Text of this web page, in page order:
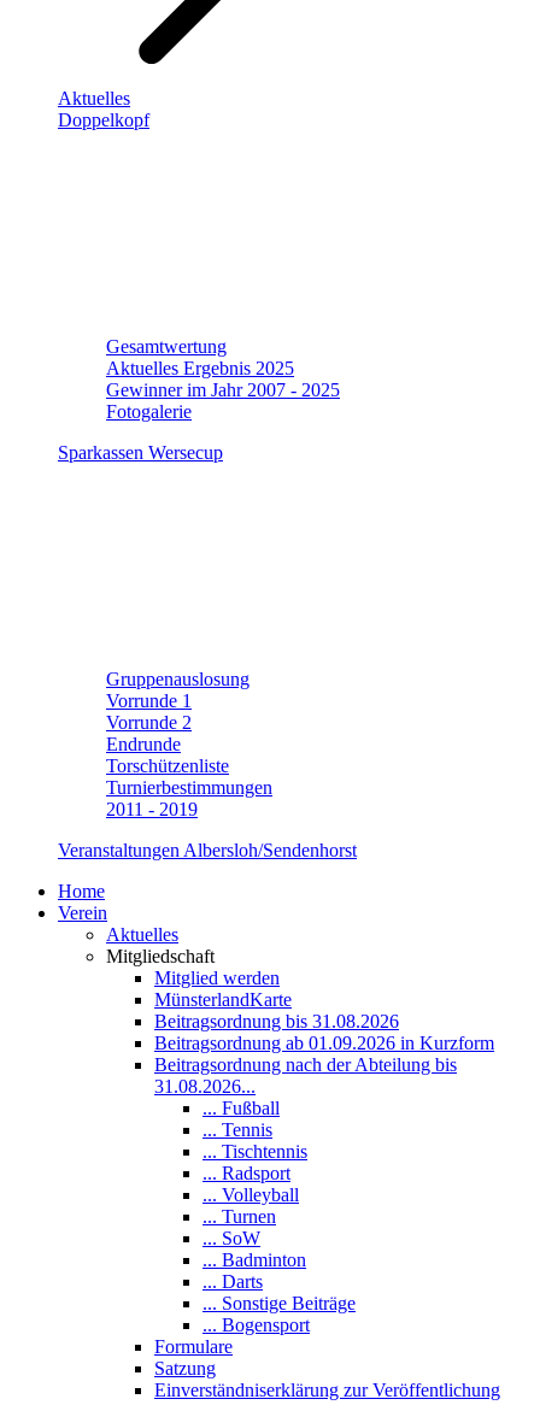
Aktuelles
Doppelkopf
Gesamtwertung
Aktuelles Ergebnis 2025
Gewinner im Jahr 2007 - 2025
Fotogalerie
Sparkassen Wersecup
Gruppenauslosung
Vorrunde 1
Vorrunde 2
Endrunde
Torschützenliste
Turnierbestimmungen
2011 - 2019
Veranstaltungen Albersloh/Sendenhorst
Home
Verein
Aktuelles
Mitgliedschaft
Mitglied werden
MünsterlandKarte
Beitragsordnung bis 31.08.2026
Beitragsordnung ab 01.09.2026 in Kurzform
Beitragsordnung nach der Abteilung bis
31.08.2026...
... Fußball
... Tennis
... Tischtennis
... Radsport
... Volleyball
... Turnen
... SoW
... Badminton
... Darts
... Sonstige Beiträge
... Bogensport
Formulare
Satzung
Einverständniserklärung zur Veröffentlichung